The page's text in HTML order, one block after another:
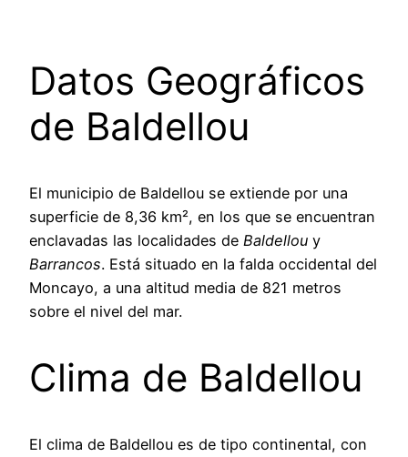
Datos Geográficos
de Baldellou
El municipio de Baldellou se extiende por una
superficie de 8,36 km², en los que se encuentran
enclavadas las localidades de Baldellou y
Barrancos. Está situado en la falda occidental del
Moncayo, a una altitud media de 821 metros
sobre el nivel del mar.
Clima de Baldellou
El clima de Baldellou es de tipo continental, con